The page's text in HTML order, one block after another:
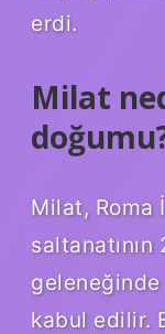
erdi.
Milat
Milat, Roma
saltanatının
geleneğinde
kabul edilir.